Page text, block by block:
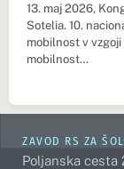
13. maj 2026,
Sotelia. 10.
mobilnost v
mobilnost…
ZAVOD RS ZA
Poljanska cesta